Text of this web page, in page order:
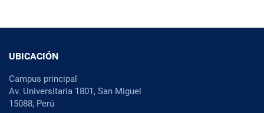
UBICACIÓN
Campus principal
Av. Universitaria 1801, San Miguel
15088, Perú